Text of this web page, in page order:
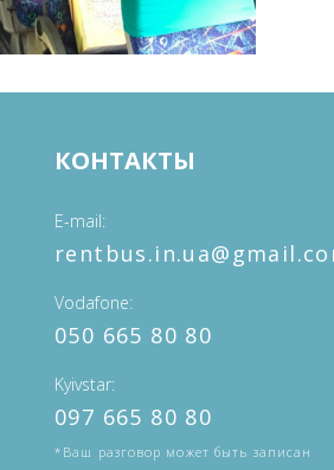
КОНТАКТЫ
E-mail
Vodafone
‎‎050 665 80 80
Kyivstar
‎097 665 80 80
*Ваш разговор может быть записан